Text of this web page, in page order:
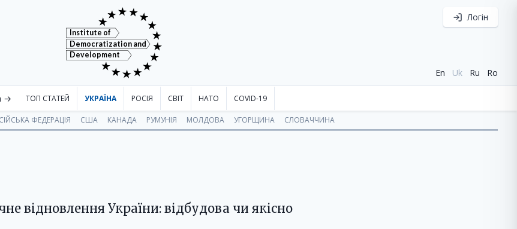
Institute of
Democratization and
Development
Логін
En Uk Ru Ro
→ ТОП СТАТЕЙ УКРАЇНА РОСІЯ СВІТ НАТО COVID-19
ФЕДЕРАЦІЯ США КАНАДА РУМУНІЯ МОЛДОВА УГОРЩИНА СЛОВАЧЧИНА
відновлення України: відбудова чи якісно